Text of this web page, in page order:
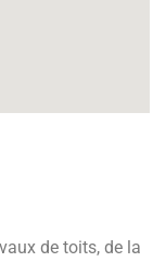
de toits, de la